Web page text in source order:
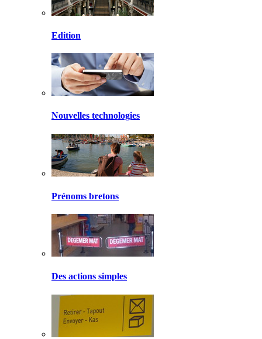
Edition
Nouvelles technologies
Prénoms bretons
Des actions simples